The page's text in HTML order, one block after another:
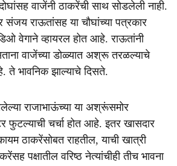
वाजेंनी ठाकरेंची साथ सोडलेली नाही.
संजय राऊतांसह या चौघांच्या पत्रकार
वेगाने व्हायरल होत आहे. राऊतांनी
वाजेंच्या डोळ्यात अश्रू तरळल्याचे
ते भावनिक झाल्याचे दिसते.
राजाभाऊंच्या या अश्रूंसमोर
फुटल्याची चर्चा होत आहे. इतर खासदार
ठाकरेंसोबत राहतील, याची खात्री
पक्षातील वरिष्ठ नेत्यांचीही तीच भावना